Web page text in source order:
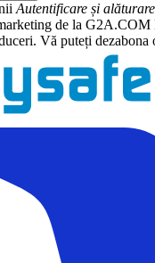
Autentificare și alăturare
de la G2A.COM
Vă puteți dezabona